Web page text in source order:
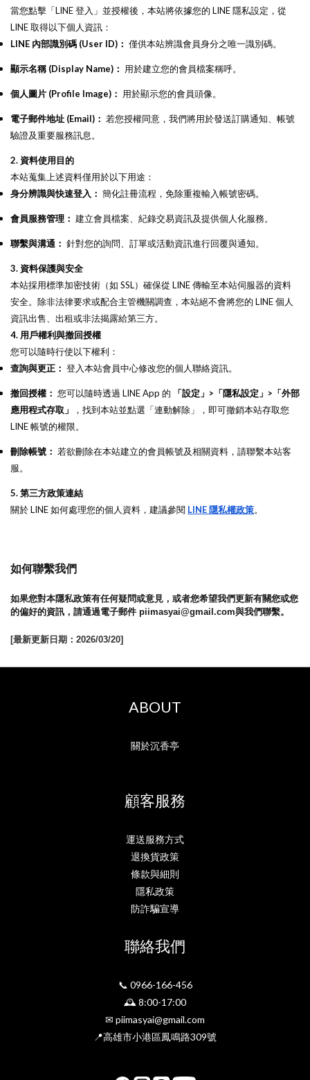
當您點擊「LINE 登入」並授權後，本站將依據您的 LINE 隱私設定，從
LINE 取得以下個人資訊：
LINE 內部識別碼 (User ID)： 僅供本站辨識會員身分之唯一識別碼。
顯示名稱 (Display Name)： 用於建立您的會員檔案稱呼。
個人圖片 (Profile Image)： 用於顯示您的會員頭像。
電子郵件地址 (Email)： 若您授權同意，我們將用於發送訂購通知、帳號
驗證及重要服務訊息。
2. 資料使用目的
本站蒐集上述資料僅用於以下用途：
身分辨識與快速登入： 簡化註冊流程，免除重複輸入帳號密碼。
會員服務管理： 建立會員檔案、紀錄交易資訊及提供個人化服務。
聯繫與溝通： 針對您的詢問、訂單或活動資訊進行回覆與通知。
3. 資料保護與安全
本站採用標準加密技術（如 SSL）確保從 LINE 傳輸至本站伺服器的資料
安全。除非法律要求或配合主管機關調查，本站絕不會將您的 LINE 個人
資訊出售、出租或非法揭露給第三方。
4. 用戶權利與撤回授權
您可以隨時行使以下權利：
查詢與更正： 登入本站會員中心修改您的個人聯絡資訊。
撤回授權： 您可以隨時透過 LINE App 的
「設定」>「隱私設定」>「外部
應用程式存取」
，找到本站並點選「連動解除」，即可撤銷本站存取您
LINE 帳號的權限。
刪除帳號： 若欲刪除在本站建立的會員帳號及相關資料，請聯繫本站客
服。
5. 第三方政策連結
關於 LINE 如何處理您的個人資料，建議參閱 LINE 隱私權政策。
如何聯繫我們
如果您對本隱私政策有任何疑問或意見，或者您希望我們更新有關您或您
的偏好的資訊，請通過電子郵件 piimasyai@gmail.com與我們聯繫。
[最新更新日期：2026/03/20]
ABOUT
關於沉香亭
顧客服務
運送服務方式
退換貨政策
條款與細則
隱私政策
防詐騙宣導
聯絡我們
📞 0966-166-456
🕰 8:00-17:00
✉ piimasyai@gmail.com
📍高雄市小港區鳳鳴路309號